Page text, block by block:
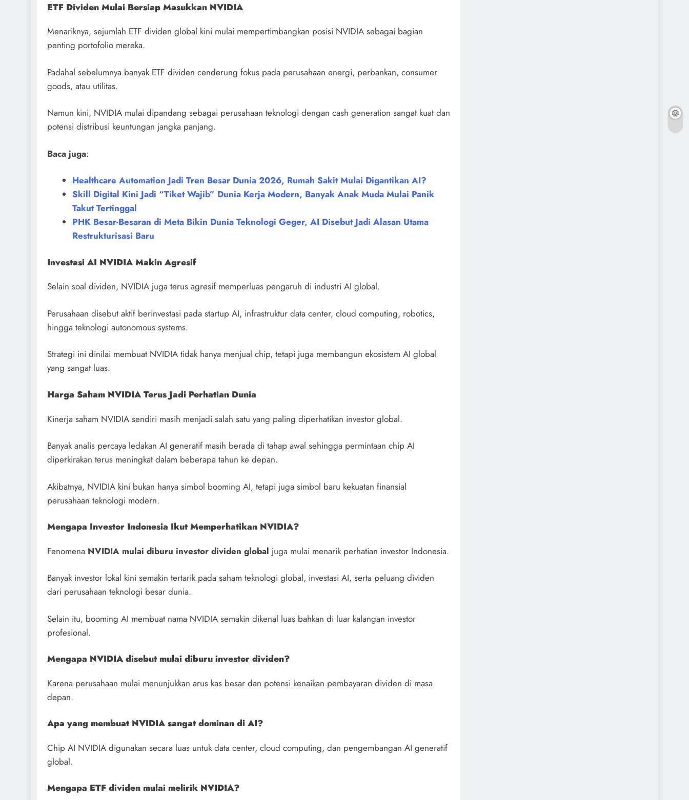
ETF Dividen Mulai Bersiap Masukkan NVIDIA
Menariknya, sejumlah ETF dividen global kini mulai mempertimbangkan posisi NVIDIA sebagai bagian
penting portofolio mereka.
Padahal sebelumnya banyak ETF dividen cenderung fokus pada perusahaan energi, perbankan, consumer
goods, atau utilitas.
Namun kini, NVIDIA mulai dipandang sebagai perusahaan teknologi dengan cash generation sangat kuat dan
potensi distribusi keuntungan jangka panjang.
Baca juga:
Healthcare Automation Jadi Tren Besar Dunia 2026, Rumah Sakit Mulai Digantikan AI?
Skill Digital Kini Jadi “Tiket Wajib” Dunia Kerja Modern, Banyak Anak Muda Mulai Panik
Takut Tertinggal
PHK Besar-Besaran di Meta Bikin Dunia Teknologi Geger, AI Disebut Jadi Alasan Utama
Restrukturisasi Baru
Investasi AI NVIDIA Makin Agresif
Selain soal dividen, NVIDIA juga terus agresif memperluas pengaruh di industri AI global.
Perusahaan disebut aktif berinvestasi pada startup AI, infrastruktur data center, cloud computing, robotics,
hingga teknologi autonomous systems.
Strategi ini dinilai membuat NVIDIA tidak hanya menjual chip, tetapi juga membangun ekosistem AI global
yang sangat luas.
Harga Saham NVIDIA Terus Jadi Perhatian Dunia
Kinerja saham NVIDIA sendiri masih menjadi salah satu yang paling diperhatikan investor global.
Banyak analis percaya ledakan AI generatif masih berada di tahap awal sehingga permintaan chip AI
diperkirakan terus meningkat dalam beberapa tahun ke depan.
Akibatnya, NVIDIA kini bukan hanya simbol booming AI, tetapi juga simbol baru kekuatan finansial
perusahaan teknologi modern.
Mengapa Investor Indonesia Ikut Memperhatikan NVIDIA?
Fenomena NVIDIA mulai diburu investor dividen global juga mulai menarik perhatian investor Indonesia.
Banyak investor lokal kini semakin tertarik pada saham teknologi global, investasi AI, serta peluang dividen
dari perusahaan teknologi besar dunia.
Selain itu, booming AI membuat nama NVIDIA semakin dikenal luas bahkan di luar kalangan investor
profesional.
Mengapa NVIDIA disebut mulai diburu investor dividen?
Karena perusahaan mulai menunjukkan arus kas besar dan potensi kenaikan pembayaran dividen di masa
depan.
Apa yang membuat NVIDIA sangat dominan di AI?
Chip AI NVIDIA digunakan secara luas untuk data center, cloud computing, dan pengembangan AI generatif
global.
Mengapa ETF dividen mulai melirik NVIDIA?